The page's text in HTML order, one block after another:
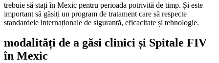
trebuie să stați în Mexic pentru perioada potrivită de timp. Și este
important să găsiți un program de tratament care să respecte
standardele internaționale de siguranță, eficacitate și tehnologie.
modalități de a găsi clinici și Spitale FIV
în Mexic